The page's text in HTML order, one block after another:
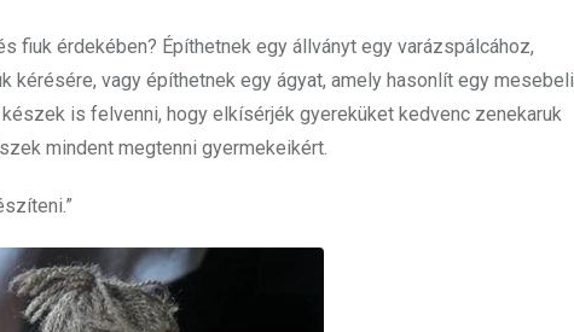
fiuk érdekében? Építhetnek egy állványt egy varázspálcához,
vagy építhetnek egy ágyat, amely hasonlít egy mesebeli
is felvenni, hogy elkísérjék gyereküket kedvenc zenekaruk
mindent megtenni gyermekeikért.